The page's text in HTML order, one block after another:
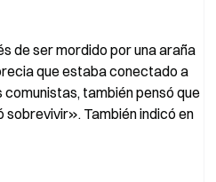
de ser mordido por una araña
que estaba conectado a
también pensó que
También indicó en